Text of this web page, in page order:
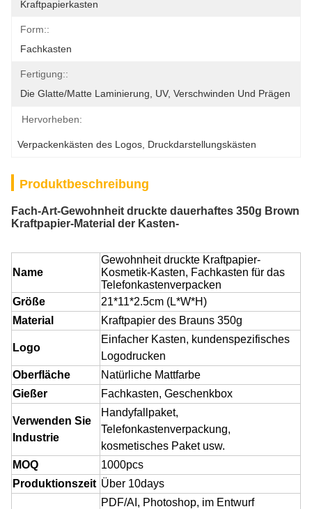
Kraftpapierkasten
Form::
Fachkasten
Fertigung::
Die Glatte/matte Laminierung, UV, Verschwinden Und Prägen
Hervorheben:
Verpackenkästen des Logos Druckdarstellungskästen
Produktbeschreibung
Fach-Art-Gewohnheit druckte dauerhaftes 350g Brown
Kraftpapier-Material der Kasten-
Name
Gewohnheit druckte Kraftpapier-
Kosmetik-Kasten, Fachkasten für das
Telefonkastenverpacken
Größe
21*11*2.5cm (L*W*H)
Material
Kraftpapier des Brauns 350g
Logo
Einfacher Kasten, kundenspezifisches
Logodrucken
Oberfläche
Natürliche Mattfarbe
Gießer
Fachkasten, Geschenkbox
Verwenden Sie
Industrie
Handyfallpaket,
Telefonkastenverpackung,
kosmetisches Paket usw.
MOQ
1000pcs
Produktionszeit Über 10days
PDF/AI, Photoshop, im Entwurf